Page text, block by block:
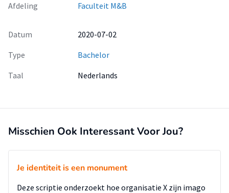
Afdeling
Faculteit M&B
Datum
2020-07-02
Type
Bachelor
Taal
Nederlands
Misschien Ook Interessant Voor Jou?
Je identiteit is een monument
Deze scriptie onderzoekt hoe organisatie X zijn imago